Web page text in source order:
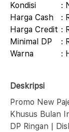
Kondisi
:
Harga Cash
:
Harga Credit :
Minimal DP
:
Warna
:
Deskripsi
Promo New
Khusus Bulan
DP Ringan |